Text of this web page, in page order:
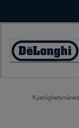
Accessibility
Kjærlighetsmåned